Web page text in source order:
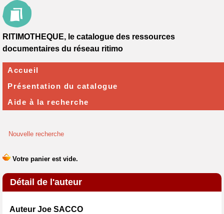
Nouvelle recherche
Détail de l'auteur
Auteur Joe SACCO
RITIMOTHEQUE, le catalogue des ressources
documentaires du réseau ritimo
Accueil
Présentation du catalogue
Aide à la recherche